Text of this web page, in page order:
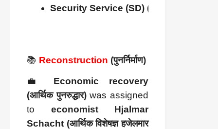
Security Service (SD) (सुरक्षा सेवा)
📚 Reconstruction (पुनर्निर्माण)
💼 Economic recovery
(आर्थिक पुनरुद्धार)was assigned
to economist Hjalmar
Schacht (आर्थिक विशेषज्ञ हजेलमार